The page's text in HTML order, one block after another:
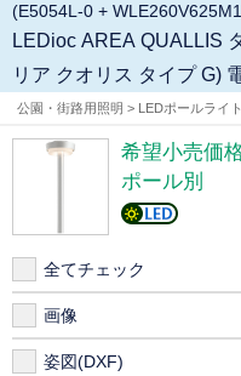
(E5054L-0 +
LEDioc AREA QUALLIS
希望小売価
ポール別
全てチェック
画像
姿図(DXF)